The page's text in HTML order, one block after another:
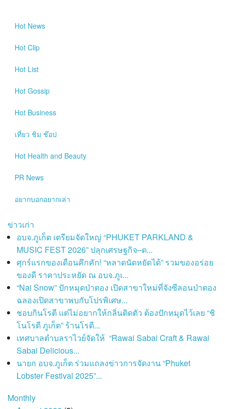
Hot News
Hot Clip
Hot List
Hot Gossip
Hot Business
เที่ยว ชิม ช๊อป
Hot Health and Beauty
PR News
อยากบอกอยากเล่า
ข่าวเก่า
อบจ.ภูเก็ต เตรียมจัดใหญ่ “PHUKET PARKLAND &
MUSIC FEST 2026” ปลุกเศรษฐกิจ–ด...
ศุกร์แรกของเดือนคึกคัก! “หลาดนัดหยัดได้” รวมของอร่อย
ของดี ราคาประหยัด ณ อบจ.ภูเ...
“Nai Snow” ปักหมุดป่าตอง เปิดสาขาใหม่ที่จังซีลอนป่าตอง
ฉลองเปิดสาขาพบกับโปรพิเศษ...
ชอบกินโรตี แต่ไม่อยากให้กลิ่นติดตัว ต้องปักหมุดไว้เลย “ชิ
โนโรตี ภูเก็ต” ร้านโรตี...
เทศบาลตำบลราไวย์จัดให้ “Rawai Sabai Craft & Rawai
Sabai Delicious...
นายก อบจ.ภูเก็ต ร่วมแถลงข่าวการจัดงาน “Phuket
Lobster Festival 2025”...
Monthly